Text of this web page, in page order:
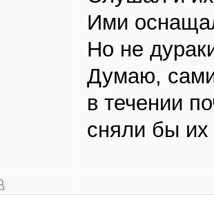
Ими
Но не
Думаю, сами
в течении
сняли бы их